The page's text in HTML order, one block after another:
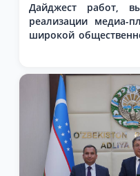
Дайджест работ,
реализации медиа-
широкой
задач,
Олий Мажлису и